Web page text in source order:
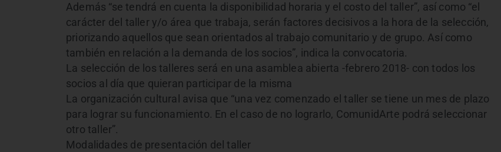
Además “se tendrá en cuenta la disponibilidad horaria y el costo del taller”, así como “el
carácter del taller y/o área que trabaja, serán factores decisivos a la hora de la selección,
priorizando aquellos que sean orientados al trabajo comunitario y de grupo. Así como
también en relación a la demanda de los socios”, indica la convocatoria.
La selección de los talleres será en una asamblea abierta -febrero 2018- con todos los
socios al día que quieran participar de la misma
La organización cultural avisa que “una vez comenzado el taller se tiene un mes de plazo
para lograr su funcionamiento. En el caso de no lograrlo, ComunidArte podrá seleccionar
otro taller”.
Modalidades de presentación del taller